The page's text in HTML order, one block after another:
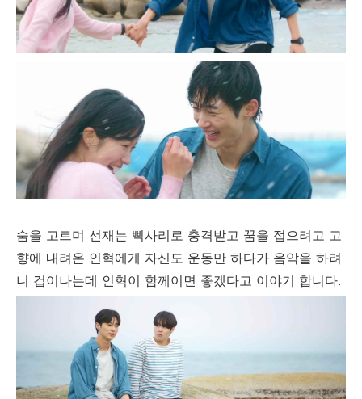
숨을 고르며 선재는 삑사리로 충격받고 꿈을 접으려고 고
향에 내려온 인혁에게 자신도 운동만 하다가 음악을 하려
니 겁이나는데 인혁이 함께이면 좋겠다고 이야기 합니다.